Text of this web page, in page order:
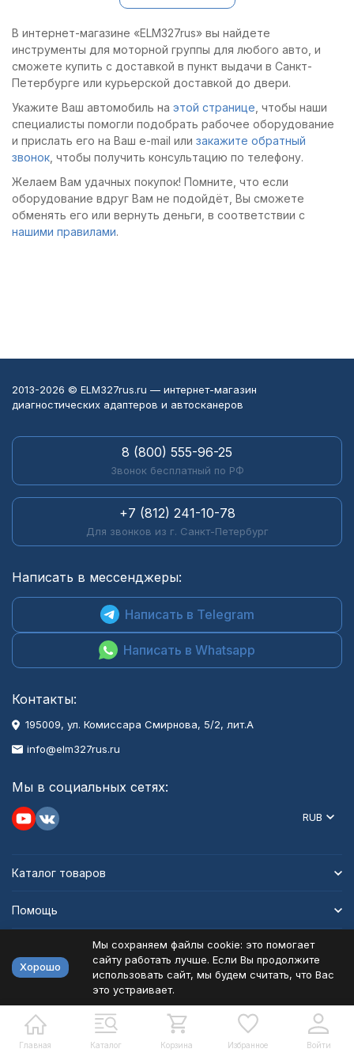
Также этот механизм
протекание масла.
В интернет-магазине «ELM327rus» вы найдете
инструменты для моторной группы для любого авто, и
сможете купить с доставкой в пункт выдачи в Санкт-
Петербурге или курьерской доставкой до двери.
Укажите Ваш автомобиль на этой странице , чтобы наши
специалисты помогли подобрать рабочее оборудование
и прислать его на Ваш e-mail или закажите обратный
звонок , чтобы получить консультацию по телефону.
Желаем Вам удачных покупок! Помните, что если
оборудование вдруг Вам не подойдёт, Вы сможете
обменять его или вернуть деньги, в соответствии с
нашими правилами.
Главная Каталог Корзина Избранное Войти
2013-2026 © ELM327rus.ru — интернет-магазин
диагностических адаптеров и автосканеров
8 (800) 555-96-25
Звонок бесплатный по РФ
+7 (812) 241-10-78
Для звонков из г. Санкт-Петербург
Написать в мессенджеры:
Написать в Telegram
Написать в Whatsapp
Контакты:
195009, ул. Комиссара Смирнова, 5/2, лит.А
info@elm327rus.ru
Мы в социальных сетях:
RUB
Каталог товаров
Помощь
Политика персональных данных
Разработано в bodysite.ru
Хорошо
Мы сохраняем файлы cookie: это помогает
сайту работать лучше. Если Вы продолжите
использовать сайт, мы будем считать, что Вас
это устраивает.